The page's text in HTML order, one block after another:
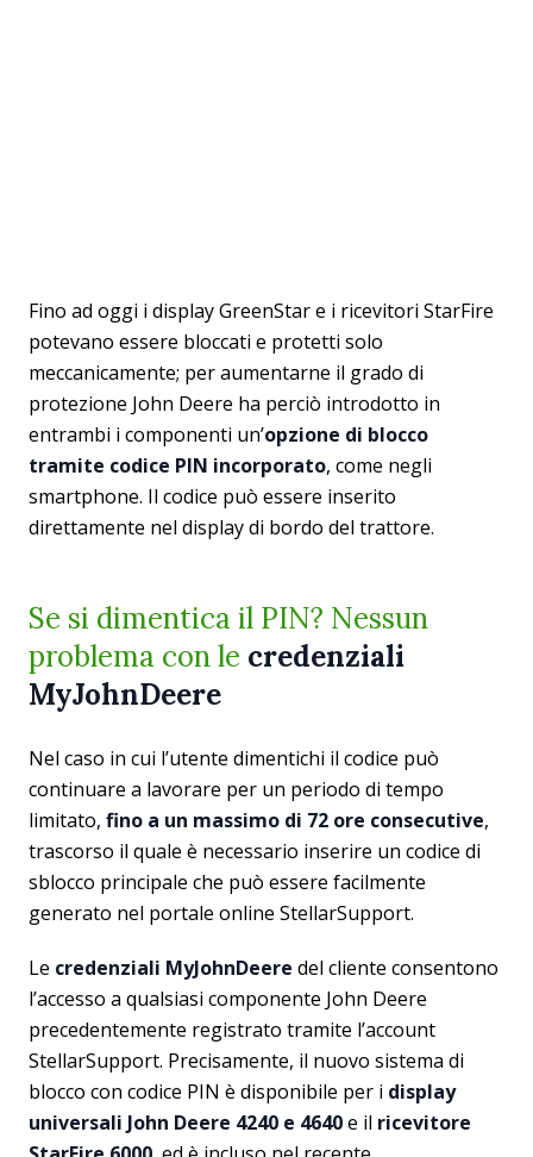
Fino ad oggi i display GreenStar e i ricevitori StarFire
potevano essere bloccati e protetti solo
meccanicamente; per aumentarne il grado di
protezione John Deere ha perciò introdotto in
entrambi i componenti un’opzione di blocco
tramite codice PIN incorporato, come negli
smartphone. Il codice può essere inserito
direttamente nel display di bordo del trattore.
Se si dimentica il PIN? Nessun
problema con le credenziali
MyJohnDeere
Nel caso in cui l’utente dimentichi il codice può
continuare a lavorare per un periodo di tempo
limitato, fino a un massimo di 72 ore consecutive,
trascorso il quale è necessario inserire un codice di
sblocco principale che può essere facilmente
generato nel portale online StellarSupport.
Le credenziali MyJohnDeere del cliente consentono
l’accesso a qualsiasi componente John Deere
precedentemente registrato tramite l’account
StellarSupport. Precisamente, il nuovo sistema di
blocco con codice PIN è disponibile per i display
universali John Deere 4240 e 4640e il ricevitore